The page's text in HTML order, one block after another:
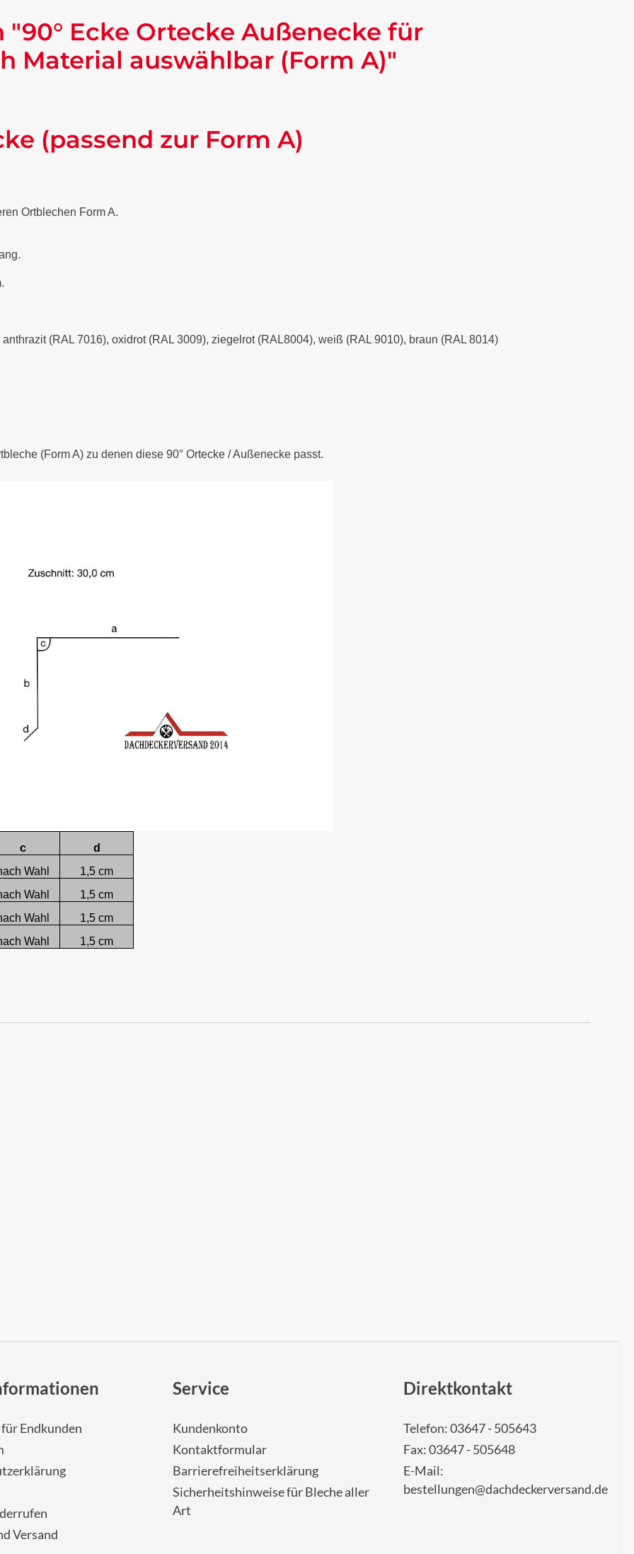
Ecke Ortecke Außenecke für
Material auswählbar (Form A)"
(passend zur Form A)
Ortblechen Form A.
(RAL 7016), oxidrot (RAL 3009), ziegelrot (RAL8004), weiß (RAL 9010), braun (RAL 8014)
(Form A) zu denen diese 90° Ortecke / Außenecke passt.
c
d
Wahl
1,5 cm
Wahl
1,5 cm
Wahl
1,5 cm
Wahl 1,5 cm
Endkunden
Versand
Service
Kundenkonto
Kontaktformular
Barrierefreiheitserklärung
Sicherheitshinweise für Bleche aller
Art
Direktkontakt
Telefon: 03647 - 505643
Fax: 03647 - 505648
E-Mail:
bestellungen@dachdeckerversand.de